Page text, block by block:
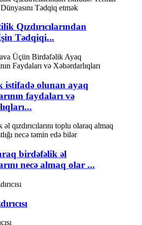
Qızdırıcılarından
Tədqiqi...
istifadə olunan ayaq
faydaları və
birdəfəlik əl
necə almaq olar ...